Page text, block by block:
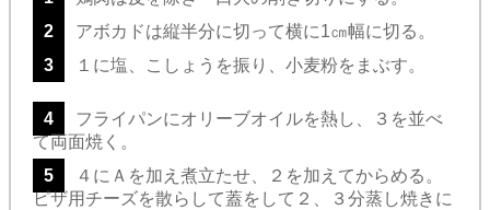
2
アボカドは縦半分に切って横に1㎝幅に切る。
3
１に塩、こしょうを振り、小麦粉をまぶす。
4
フライパンにオリーブオイルを熱し、３を並べ
て両面焼く。
5
４にＡを加え煮立たせ、２を加えてからめる。
ピザ用チーズを散らして蓋をして２、３分蒸し焼きに